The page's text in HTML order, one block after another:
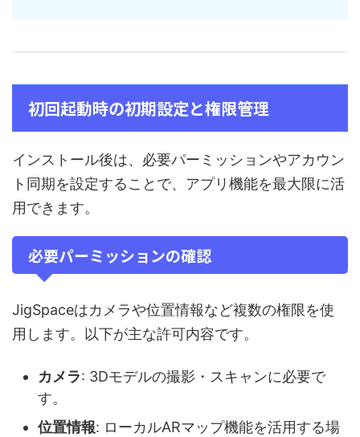
初回起動時の初期設定と権限管理
インストール後は、必要パーミッションやアカウン
ト同期を設定することで、アプリ機能を最大限に活
用できます。
必要パーミッションの確認
JigSpaceはカメラや位置情報など複数の権限を使
用します。以下が主な許可内容です。
カメラ: 3Dモデルの撮影・スキャンに必要で
す。
位置情報: ローカルARマップ機能を活用する場